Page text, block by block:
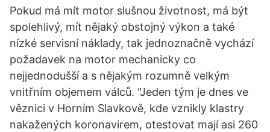
Pokud má mít motor slušnou životnost, má být
spolehlivý, mít nějaký obstojný výkon a také
nízké servisní náklady, tak jednoznačně vychází
požadavek na motor mechanicky co
nejjednodušší a s nějakým rozumně velkým
vnitřním objemem válců. "Jeden tým je dnes ve
věznici v Horním Slavkově, kde vznikly klastry
nakažených koronavirem, otestovat mají asi 260